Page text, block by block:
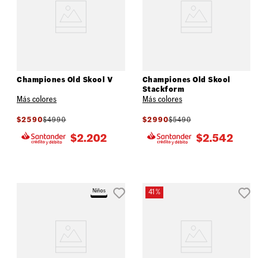
Championes Old Skool V
Más colores
$2590$4990
$2.202
Championes Old Skool
Stackform
Más colores
$2990$5490
$2.542
Niños 41 %